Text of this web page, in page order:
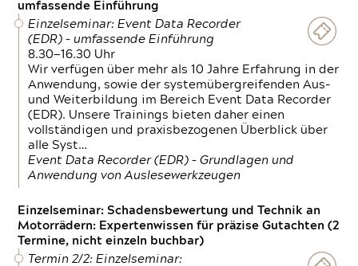
umfassende Einführung
Einzelseminar: Event Data Recorder
(EDR) – umfassende Einführung
8.30—16.30 Uhr
Wir verfügen über mehr als 10 Jahre Erfahrung in der
Anwendung, sowie der systemübergreifenden Aus-
und Weiterbildung im Bereich Event Data Recorder
(EDR). Unsere Trainings bieten daher einen
vollständigen und praxisbezogenen Überblick über
alle Syst…
Event Data Recorder (EDR) – Grundlagen und
Anwendung von Auslesewerkzeugen
Einzelseminar: Schadensbewertung und Technik an
Motorrädern: Expertenwissen für präzise Gutachten (2
Termine, nicht einzeln buchbar)
Termin 2/2: Einzelseminar: